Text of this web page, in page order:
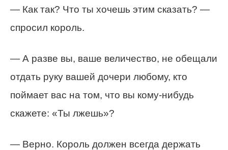
— Как так? Что ты хочешь этим сказать? —
спросил король.
— А разве вы, ваше величество, не обещали
отдать руку вашей дочери любому, кто
поймает вас на том, что вы кому-нибудь
скажете: «Ты лжешь»?
— Верно. Король должен всегда держать